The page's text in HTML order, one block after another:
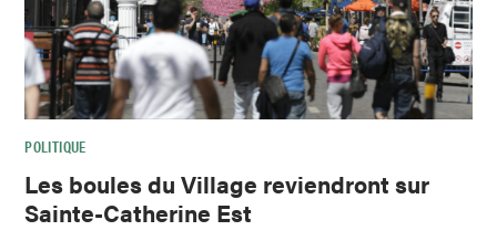
POLITIQUE
Les boules du Village reviendront sur
Sainte-Catherine Est